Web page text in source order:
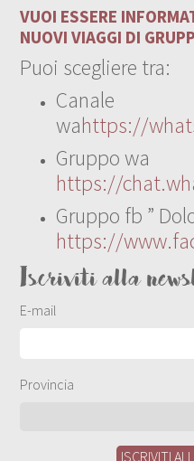
VUOI ESSERE
NUOVI VIAGGI DI
Puoi scegliere tra:
Canale
wahttps://
Gruppo wa
https://
Gruppo fb ”
https://
Iscriviti alla
E-mail
Provincia